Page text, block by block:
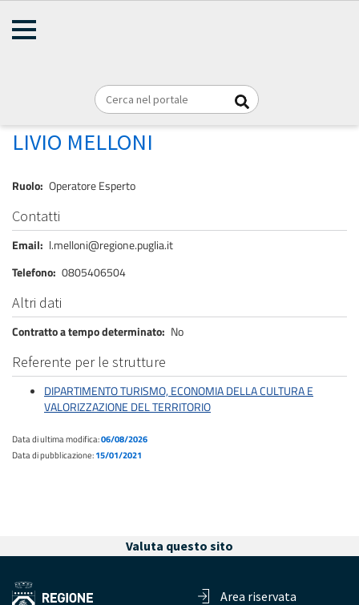
Briciole
Home
MELLONI LIVIO
LIVIO MELLONI
Ruolo Operatore Esperto
Contatti
Email
l.melloni@regione.puglia.it
Telefono 0805406504
Altri dati
Contratto a tempo determinato No
Referente per le strutture
DIPARTIMENTO TURISMO, ECONOMIA DELLA CULTURA E
VALORIZZAZIONE DEL TERRITORIO
Data di ultima modifica:06/08/2026
Data di pubblicazione:15/01/2021
Valuta questo sito
Area riservata